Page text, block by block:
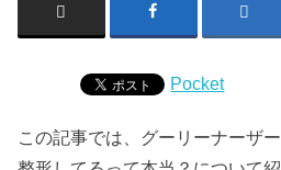
Pocket
この記事では、グーリーナーザ